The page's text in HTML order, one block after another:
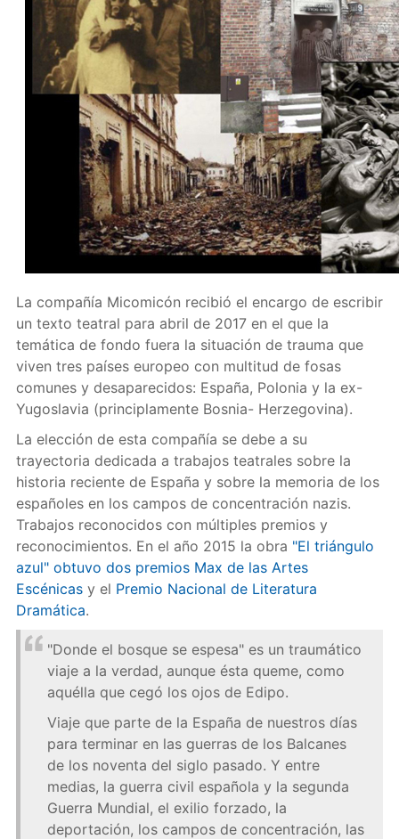
La compañía Micomicón recibió el encargo de escribir
un texto teatral para abril de 2017 en el que la
temática de fondo fuera la situación de trauma que
viven tres países europeo con multitud de fosas
comunes y desaparecidos: España, Polonia y la ex-
Yugoslavia (principlamente Bosnia- Herzegovina).
La elección de esta compañía se debe a su
trayectoria dedicada a trabajos teatrales sobre la
historia reciente de España y sobre la memoria de los
españoles en los campos de concentración nazis.
Trabajos reconocidos con múltiples premios y
reconocimientos. En el año 2015 la obra "El triángulo
azul" obtuvo dos premios Max de las Artes
Escénicasy el Premio Nacional de Literatura
Dramática.
"Donde el bosque se espesa" es un traumático
viaje a la verdad, aunque ésta queme, como
aquélla que cegó los ojos de Edipo.
Viaje que parte de la España de nuestros días
para terminar en las guerras de los Balcanes
de los noventa del siglo pasado. Y entre
medias, la guerra civil española y la segunda
Guerra Mundial, el exilio forzado, la
deportación, los campos de concentración, las